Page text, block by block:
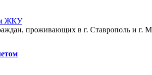
ЖКУ
проживающих в г. Ставрополь и г.